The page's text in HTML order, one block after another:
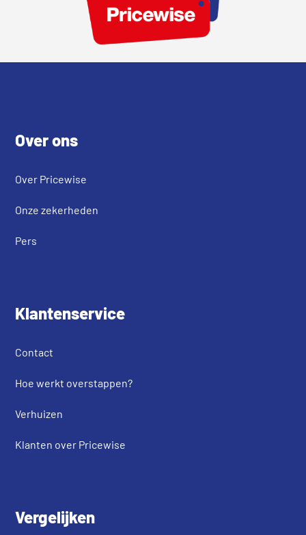
Over ons
Over Pricewise
Onze zekerheden
Pers
Klantenservice
Contact
Hoe werkt overstappen?
Verhuizen
Klanten over Pricewise
Vergelijken